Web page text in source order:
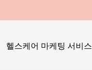
헬스케어 마케팅 서비스